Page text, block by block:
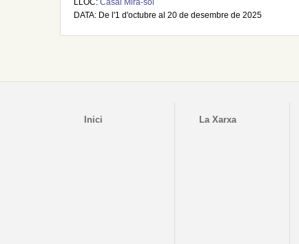
LLOC: Casal Mira-sol
DATA: De l'1 d'octubre al 20 de desembre de 2025
Inici La Xarxa